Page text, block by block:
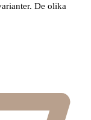
De olika